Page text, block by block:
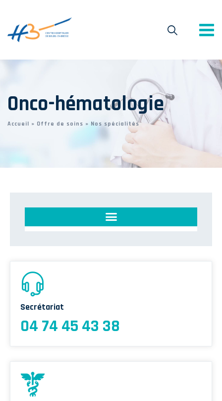
Onco-hématologie
Accueil » Offre de soins » Nos spécialités
Secrétariat
04 74 45 43 38